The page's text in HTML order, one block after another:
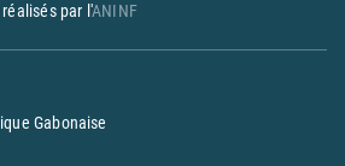
par l'ANINF
Gabonaise